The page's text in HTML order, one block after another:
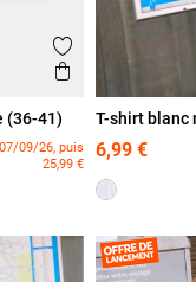
Ajouter aux
Aperçu rapide
(36-41)
09/26, puis
25,99 €
T-shirt blanc
femme
6,99 €